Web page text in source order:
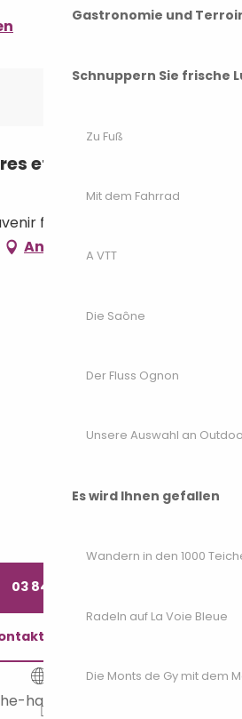
Gastronomie und
Schnuppern Sie frische
Zu Fuß
Mit dem Fahrrad
A VTT
Die Saône
Der Fluss Ognon
Unsere Auswahl an
Es wird Ihnen gefallen
Wandern in den 1000
Radeln auf La Voie Bleue
Die Monts de Gy mit dem
et au lac de la
français, 70190 Rioz
Anfahrt
03 84 91 84
Sie uns
haute-saone.com